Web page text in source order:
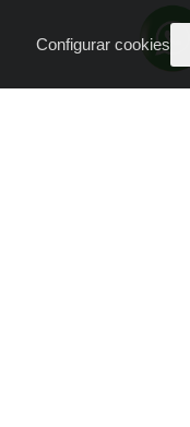
Configurar cookies